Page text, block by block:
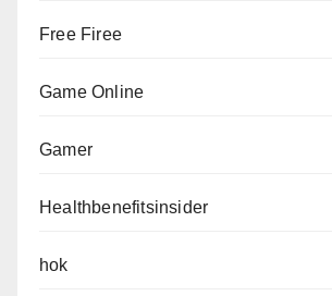
Free Firee
Game Online
Gamer
Healthbenefitsinsider
hok